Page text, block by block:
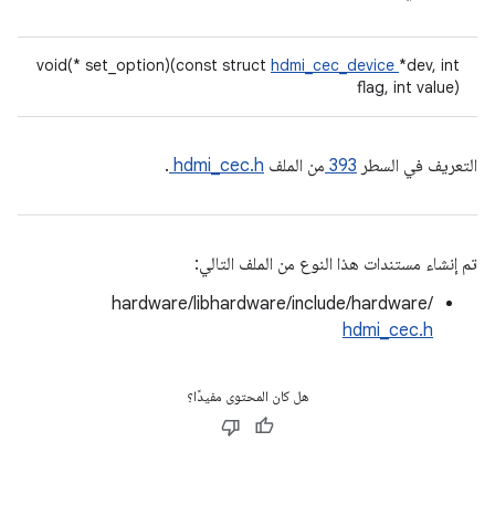
void(* set_option)(const struct hdmi_cec_device *dev, int
flag, int value)
التعريف في السطر 393 من الملف hdmi_cec.h
.
تم إنشاء مستندات هذا النوع من الملف التالي:
hardware/libhardware/include/hardware/
hdmi_cec.h
هل كان المحتوى مفيدًا؟